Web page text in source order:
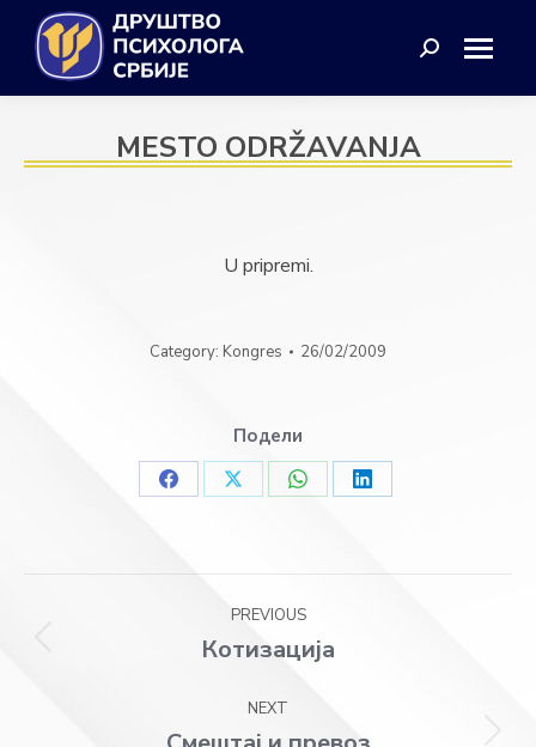
Search:
MESTO ODRŽAVANJA
U pripremi.
Category: Kongres 26/02/2009
Подели
Share
Facebook
Share
Share
WhatsApp
Share
LinkedIn
navigation
PREVIOUS
Previous
Котизација
NEXT